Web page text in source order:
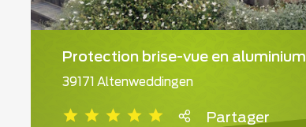
Protection brise-vue en aluminium
39171 Altenweddingen
Partager